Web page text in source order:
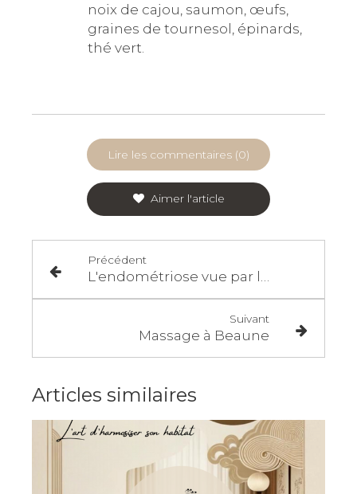
noix de cajou, saumon, œufs,
graines de tournesol, épinards,
thé vert.
Lire les commentaires (0)
Aimer l'article
Précédent
Suivant
Massage à Beaune
Articles similaires